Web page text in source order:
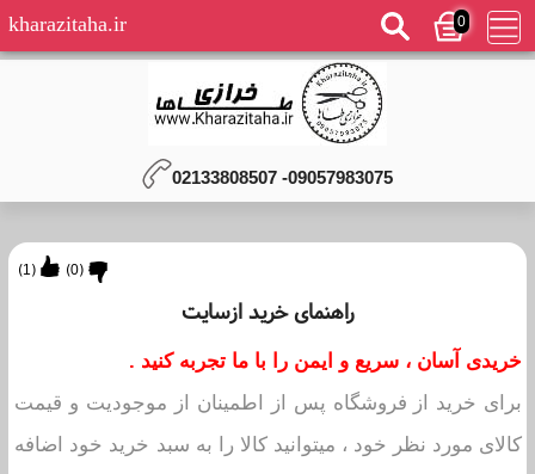
0
kharazitaha.ir
09057983075- 02133808507
(
1
) (
0
)
راهنمای خرید ازسایت
خریدی آسان ، سریع و ایمن را با ما تجربه کنید .
برای خرید از فروشگاه پس از اطمینان از موجودیت و قیمت
کالای مورد نظر خود ، میتوانید کالا را به سبد خرید خود اضافه